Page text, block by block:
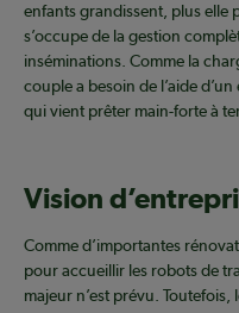
enfants grandissent, plus elle
s’occupe de la gestion
inséminations. Comme la
couple a besoin de l’aide
qui vient prêter main-forte à
Vision
Comme d’importantes
pour accueillir les robots de
majeur n’est prévu.